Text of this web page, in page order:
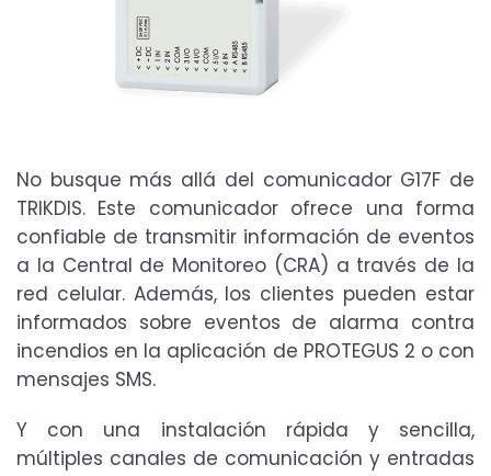
No busque más allá del comunicador G17F de
TRIKDIS. Este comunicador ofrece una forma
confiable de transmitir información de eventos
a la Central de Monitoreo (CRA) a través de la
red celular. Además, los clientes pueden estar
informados sobre eventos de alarma contra
incendios en la aplicación de PROTEGUS 2 o con
mensajes SMS.
Y con una instalación rápida y sencilla,
múltiples canales de comunicación y entradas